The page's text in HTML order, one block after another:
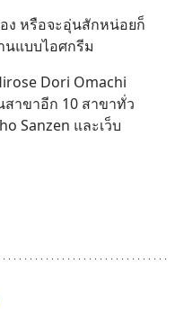
ง หรือจะอุ่นสักหน่อยก็
นแบบไอศกรีม
Dori Omachi
สาขาอีก 10 สาขาทั่ว
Sanzen และเว็บ